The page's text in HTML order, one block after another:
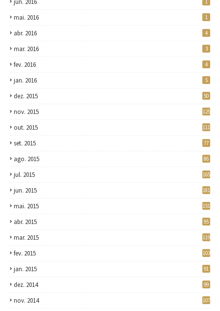
jun. 2016 1
mai. 2016 1
abr. 2016 4
mar. 2016 3
fev. 2016 4
jan. 2016 5
dez. 2015 50
nov. 2015 125
out. 2015 111
set. 2015 77
ago. 2015 86
jul. 2015 165
jun. 2015 181
mai. 2015 151
abr. 2015 95
mar. 2015 119
fev. 2015 103
jan. 2015 91
dez. 2014 99
nov. 2014 107